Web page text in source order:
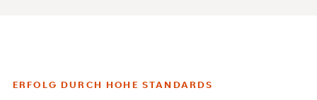
ERFOLG DURCH HOHE STANDARDS